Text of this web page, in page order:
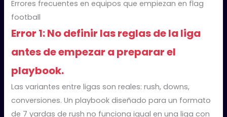
Errores frecuentes en equipos que empiezan en flag
football
Error 1: No definir las reglas de la liga
antes de empezar a preparar el
playbook.
Las variantes entre ligas son reales: rush, downs,
conversiones. Un playbook diseñado para un formato
de 7 yardas de rush no funciona igual en una liga con